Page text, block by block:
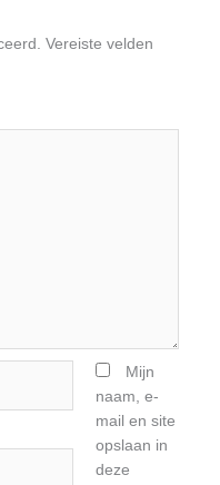
Vereiste velden
Mijn
naam, e-
mail en site
opslaan in
deze